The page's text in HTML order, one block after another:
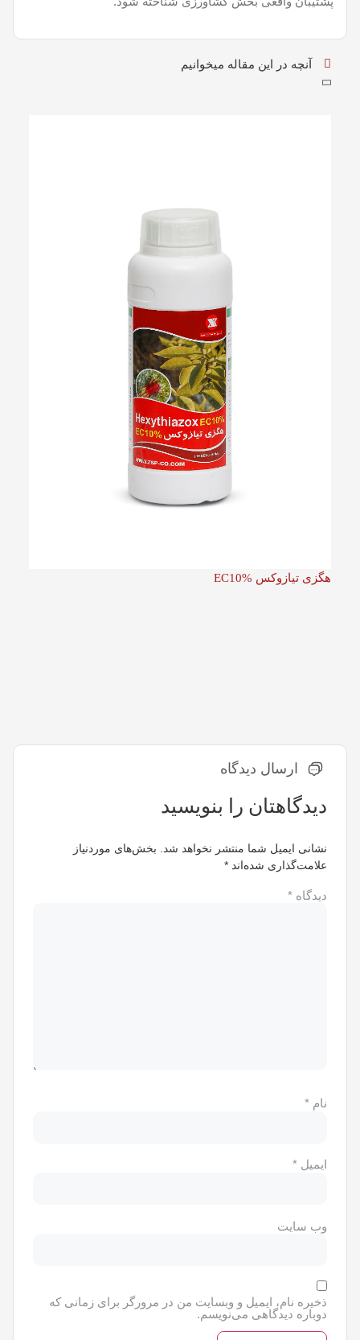
آنچه در این مقاله میخوانیم
هگزی تیازوکس EC10%
ارسال دیدگاه
دیدگاهتان را بنویسید
نشانی ایمیل شما منتشر نخواهد شد.
بخش‌های موردنیاز
علامت‌گذاری شده‌اند *
دیدگاه *
نام *
ایمیل *
وب‌ سایت
ذخیره نام، ایمیل و وبسایت من در مرورگر برای زمانی که
دوباره دیدگاهی می‌نویسم.